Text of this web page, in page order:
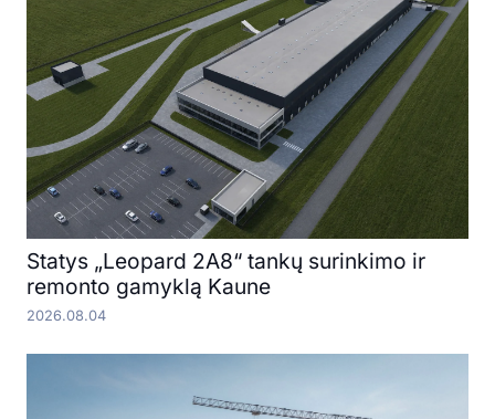
Statys „Leopard 2A8“ tankų surinkimo ir
remonto gamyklą Kaune
2026.08.04